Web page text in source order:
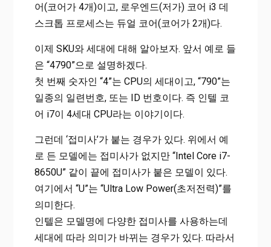
어(코어가 4개)이고, 로우엔드(저가) 코어 i3 데
스크톱 프로세스는 듀얼 코어(코어가 2개)다.
이제 SKU와 세대에 대해 알아보자. 앞서 예로 들
은 “4790”으로 설명하겠다.
첫 번째 숫자인 “4”는 CPU의 세대이고, “790”는
일종의 일련번호, 또는 ID 번호이다. 즉 인텔 코
어 i7이 4세대 CPU라는 이야기이다.
그런데 ‘접미사’가 붙는 경우가 있다. 위에서 예
로 든 모델에는 접미사가 없지만 “Intel Core i7-
8650U” 같이 끝에 접미사가 붙은 모델이 있다.
여기에서 “U”는 “Ultra Low Power(초저전력)”를
의미한다.
인텔은 모델명에 다양한 접미사를 사용하는데
세대에 따라 의미가 바뀌는 경우가 있다. 따라서